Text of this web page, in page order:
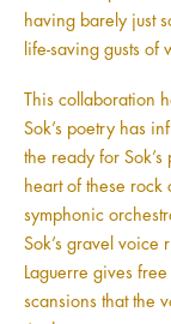
having barely just
life-saving gusts of
This collaboration
Sok’s poetry has
the ready for
heart of these rock
symphonic
Sok’s gravel voice
Laguerre gives
scansions that the